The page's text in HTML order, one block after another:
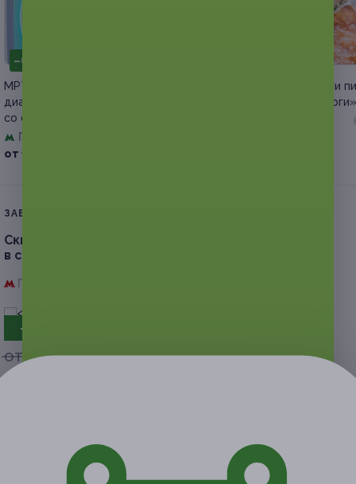
–64%
МРТ в «Европейском
диагностическом центре»
со скидкой
Павелецкая
от 1 980 руб.
Осетинские пироги или
от пекарни «Жар пироги»
ЗАВЕРШЁННАЯ АКЦИЯ
Скидка до 62%.
в салоне «Мир красоты»
Проспект Победы,
- 51%
от 1 000 руб. от 490 руб.
Поделиться с друзьями